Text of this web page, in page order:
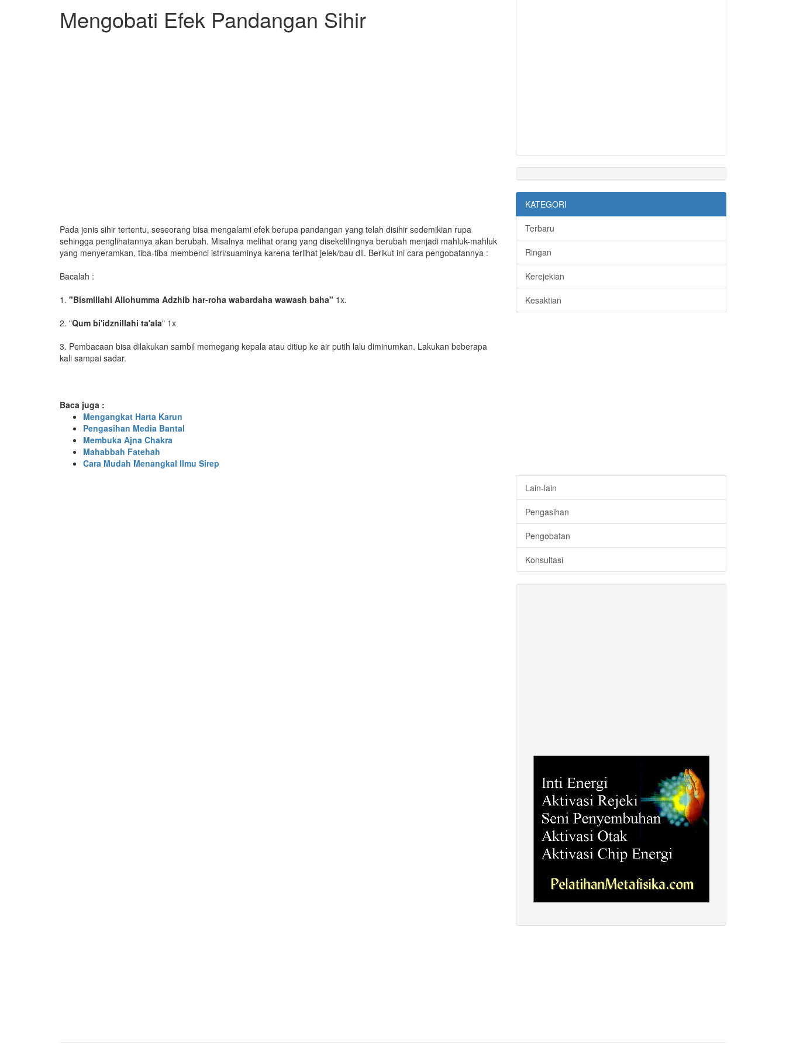
Mengobati Efek Pandangan Sihir
Pada jenis sihir tertentu, seseorang bisa mengalami efek berupa pandangan yang telah disihir sedemikian rupa
sehingga penglihatannya akan berubah. Misalnya melihat orang yang disekelilingnya berubah menjadi mahluk-mahluk
yang menyeramkan, tiba-tiba membenci istri/suaminya karena terlihat jelek/bau dll. Berikut ini cara pengobatannya :
Bacalah :
1. "Bismillahi Allohumma Adzhib har-roha wabardaha wawash baha" 1x.
2. "Qum bi'idznillahi ta'ala" 1x
3. Pembacaan bisa dilakukan sambil memegang kepala atau ditiup ke air putih lalu diminumkan. Lakukan beberapa
kali sampai sadar.
Baca juga :
Mengangkat Harta Karun
Pengasihan Media Bantal
Membuka Ajna Chakra
Mahabbah Fatehah
Cara Mudah Menangkal Ilmu Sirep
KATEGORI
Terbaru
Ringan
Kerejekian
Kesaktian
Lain-lain
Pengasihan
Pengobatan
Konsultasi